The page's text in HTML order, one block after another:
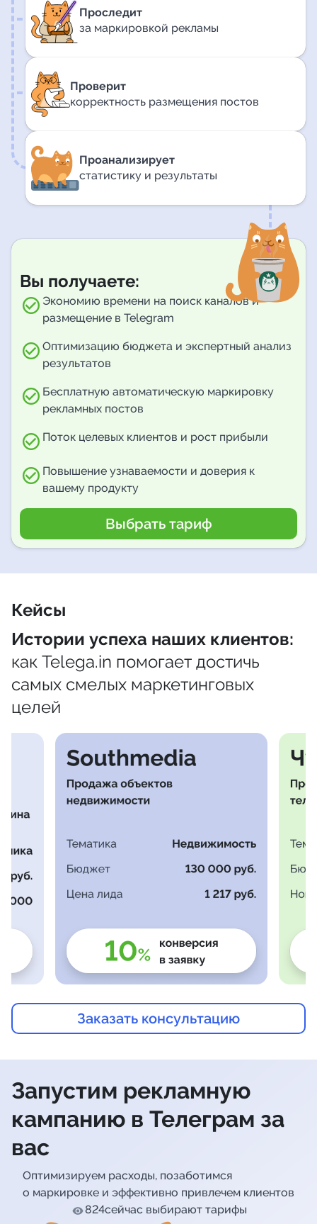
Проследит
за маркировкой рекламы
Проверит
корректность размещения постов
Проанализирует
статистику и результаты
Вы получаете:
Экономию времени на поиск каналов и
размещение в Telegram
Оптимизацию бюджета и экспертный анализ
результатов
Бесплатную автоматическую маркировку
рекламных постов
Поток целевых клиентов и рост прибыли
Повышение узнаваемости и доверия к
вашему продукту
Выбрать тариф
Кейсы
Истории успеха наших клиентов:
как Telega.in помогает достичь
самых смелых маркетинговых
целей
Заказать консультацию
Запустим рекламную
кампанию в Телеграм за
вас
Оптимизируем расходы, позаботимся
о маркировке и эффективно привлечем клиентов
824сейчас выбирают тарифы